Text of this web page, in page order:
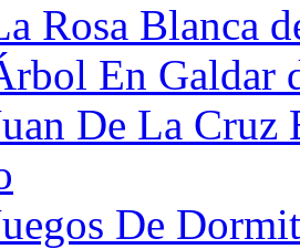
Rosa Blanca
En Galdar
De La
De